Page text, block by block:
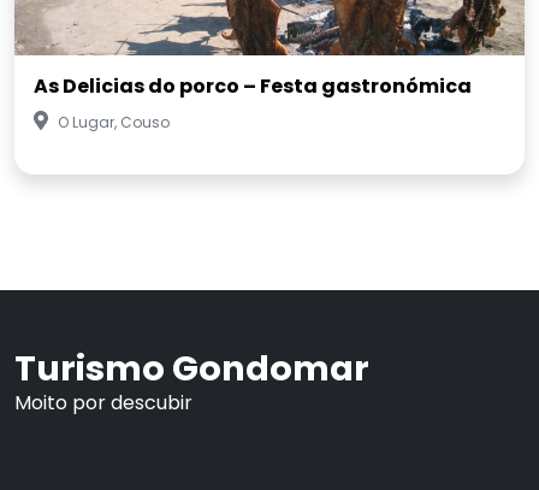
As Delicias do porco – Festa gastronómica
O Lugar, Couso
Turismo Gondomar
Moito por descubir